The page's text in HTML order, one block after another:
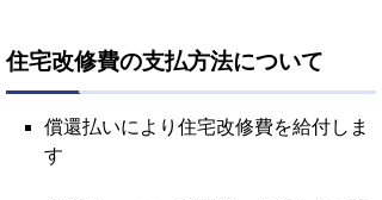
住宅改修費の支払方法について
償還払いにより住宅改修費を給付しま
す